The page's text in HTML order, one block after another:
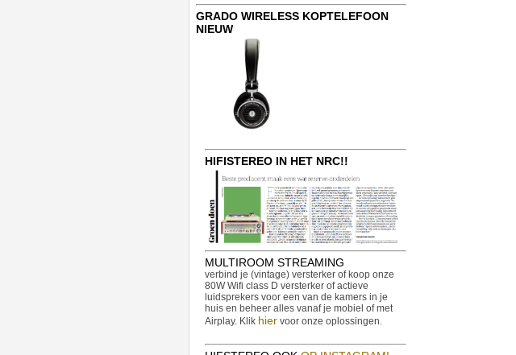
GRADO WIRELESS KOPTELEFOON
NIEUW
HIFISTEREO IN HET NRC!!
MULTIROOM STREAMING
verbind je (vintage) versterker of koop onze
80W Wifi class D versterker of actieve
luidsprekers voor een van de kamers in je
huis en beheer alles vanaf je mobiel of met
Airplay. Klik hier voor onze oplossingen.